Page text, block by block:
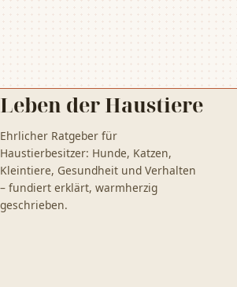
Leben der Haustiere
Ehrlicher Ratgeber für
Haustierbesitzer: Hunde, Katzen,
Kleintiere, Gesundheit und Verhalten
– fundiert erklärt, warmherzig
geschrieben.